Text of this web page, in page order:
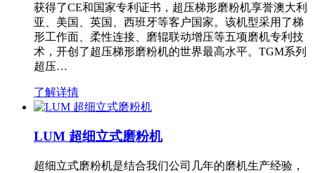
获得了CE和国家专利证书，超压梯形磨粉机享誉澳大利
亚、美国、英国、西班牙等客户国家。该机型采用了梯
形工作面、柔性连接、磨辊联动增压等五项磨机专利技
术，开创了超压梯形磨粉机的世界最高水平。TGM系列
超压…
了解详情
LUM 超细立式磨粉机
超细立式磨粉机是结合我们公司几年的磨机生产经验，